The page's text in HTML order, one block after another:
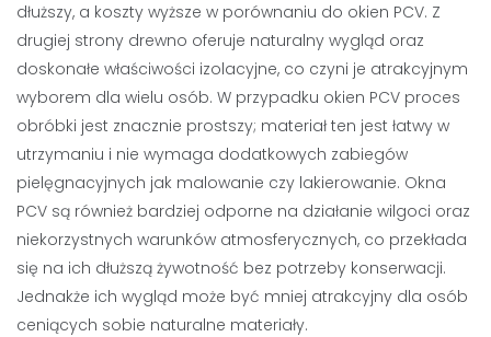
dłuższy, a koszty wyższe w porównaniu do okien PCV. Z
drugiej strony drewno oferuje naturalny wygląd oraz
doskonałe właściwości izolacyjne, co czyni je atrakcyjnym
wyborem dla wielu osób. W przypadku okien PCV proces
obróbki jest znacznie prostszy; materiał ten jest łatwy w
utrzymaniu i nie wymaga dodatkowych zabiegów
pielęgnacyjnych jak malowanie czy lakierowanie. Okna
PCV są również bardziej odporne na działanie wilgoci oraz
niekorzystnych warunków atmosferycznych, co przekłada
się na ich dłuższą żywotność bez potrzeby konserwacji.
Jednakże ich wygląd może być mniej atrakcyjny dla osób
ceniących sobie naturalne materiały.